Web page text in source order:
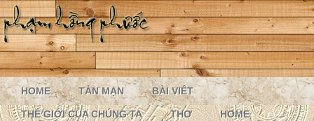
HOME TẢN MẠN BÀI VIẾT
THẾ GIỚI CỦA CHÚNG TA THƠ HOME